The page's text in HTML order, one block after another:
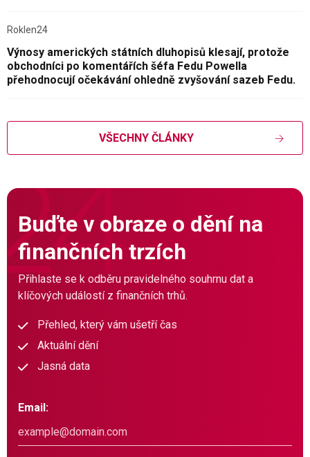
Roklen24
Výnosy amerických státních dluhopisů klesají, protože
obchodníci po komentářích šéfa Fedu Powella
přehodnocují očekávání ohledně zvyšování sazeb Fedu.
VŠECHNY ČLÁNKY
Buďte v obraze o dění na
finančních trzích
Přihlaste se k odběru pravidelného souhrnu dat a
klíčových událostí z finančních trhů.
Přehled, který vám ušetří čas
Aktuální dění
Jasná data
Email: